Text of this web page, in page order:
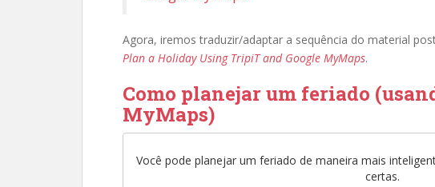
Agora, iremos traduzir/adaptar a sequência do material
Plan a Holiday Using TripiT and Google MyMaps.
Como planejar um feriado
MyMaps)
Você pode planejar um feriado de maneira mais
certas.